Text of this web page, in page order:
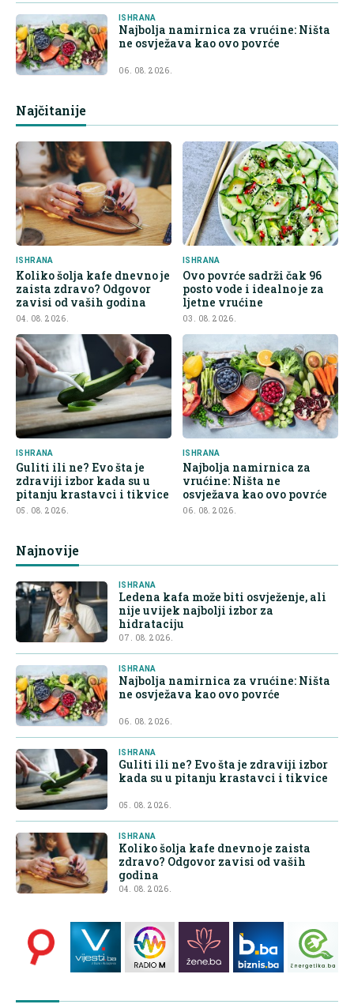
ISHRANA
Najbolja namirnica za vrućine: Ništa
ne osvježava kao ovo povrće
06. 08. 2026.
Najčitanije
ISHRANA
Koliko šolja kafe dnevno je
zaista zdravo? Odgovor
zavisi od vaših godina
04. 08. 2026.
ISHRANA
Ovo povrće sadrži čak 96
posto vode i idealno je za
ljetne vrućine
03. 08. 2026.
ISHRANA
Guliti ili ne? Evo šta je
zdraviji izbor kada su u
pitanju krastavci i tikvice
05. 08. 2026.
ISHRANA
Najbolja namirnica za
vrućine: Ništa ne
osvježava kao ovo povrće
06. 08. 2026.
Najnovije
ISHRANA
Ledena kafa može biti osvježenje, ali
nije uvijek najbolji izbor za
hidrataciju
07. 08. 2026.
ISHRANA
Najbolja namirnica za vrućine: Ništa
ne osvježava kao ovo povrće
06. 08. 2026.
ISHRANA
Guliti ili ne? Evo šta je zdraviji izbor
kada su u pitanju krastavci i tikvice
05. 08. 2026.
ISHRANA
Koliko šolja kafe dnevno je zaista
zdravo? Odgovor zavisi od vaših
godina
04. 08. 2026.